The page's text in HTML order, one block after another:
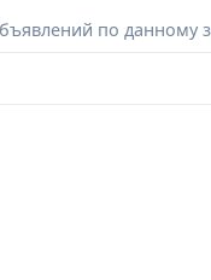
по данному